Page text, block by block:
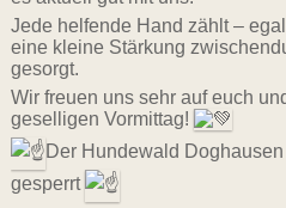
Jede helfende Hand zählt –
eine kleine Stärkung
gesorgt.
Wir freuen uns sehr auf euch
geselligen Vormittag!
Der Hundewald
gesperrt